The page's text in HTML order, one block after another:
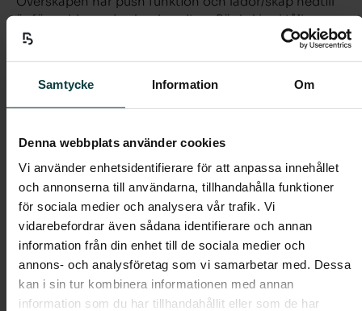
Samtycke Information Om
Denna webbplats använder cookies
Vi använder enhetsidentifierare för att anpassa innehållet
och annonserna till användarna, tillhandahålla funktioner
för sociala medier och analysera vår trafik. Vi
vidarebefordrar även sådana identifierare och annan
information från din enhet till de sociala medier och
annons- och analysföretag som vi samarbetar med. Dessa
kan i sin tur kombinera informationen med annan
information som du har tillhandahållit eller som de har
är försedda med sobra handtag. Bänkskiva i tålig
laminat med stänkskydd i form av vitt kakel.
Helkaklat badrum med handfat, kommod (lådor) och
spegel med belysning ovanför. På golvet ligger ett
vägg.
Förvaring i form av garderober, städskåp och förråd
enligt planlösning.
Lägenheten har genomgående parkettgolv i
ljuspigmenterad ek, vitmålade väggar, fönsterbänkar i
natursten och vita släta innerdörrar.